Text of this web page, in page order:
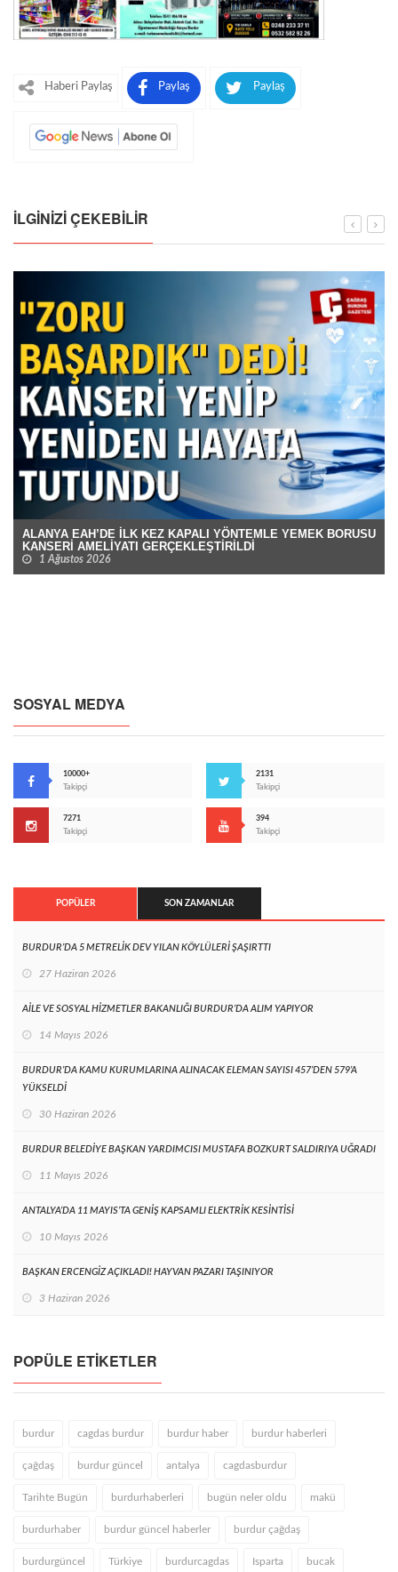
Haberi Paylaş Paylaş Paylaş
İLGINIZI ÇEKEBILIR
ALANYA EAH’DE İLK KEZ KAPALI YÖNTEMLE YEMEK BORUSU
KANSERİ AMELİYATI GERÇEKLEŞTİRİLDİ
1 Ağustos 2026
SOSYAL MEDYA
10000+
Takipçi
2131
Takipçi
7271
Takipçi
394
Takipçi
POPÜLER SON ZAMANLAR
BURDUR’DA 5 METRELİK DEV YILAN KÖYLÜLERİ ŞAŞIRTTI
27 Haziran 2026
AİLE VE SOSYAL HİZMETLER BAKANLIĞI BURDUR’DA ALIM YAPIYOR
14 Mayıs 2026
BURDUR’DA KAMU KURUMLARINA ALINACAK ELEMAN SAYISI 457’DEN 579’A
YÜKSELDİ
30 Haziran 2026
BURDUR BELEDİYE BAŞKAN YARDIMCISI MUSTAFA BOZKURT SALDIRIYA UĞRADI
11 Mayıs 2026
ANTALYA’DA 11 MAYIS’TA GENİŞ KAPSAMLI ELEKTRİK KESİNTİSİ
10 Mayıs 2026
BAŞKAN ERCENGİZ AÇIKLADI! HAYVAN PAZARI TAŞINIYOR
3 Haziran 2026
POPÜLE ETIKETLER
burdur cagdas burdur burdur haber burdur haberleri
çağdaş burdur güncel antalya cagdasburdur
Tarihte Bugün burdurhaberleri bugün neler oldu makü
burdurhaber burdur güncel haberler burdur çağdaş
burdurgüncel Türkiye burdurcagdas Isparta bucak